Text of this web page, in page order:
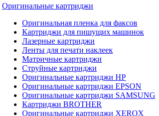
Оригинальные картриджи
Оригинальная пленка для факсов
Картриджи для пишущих машинок
Лазерные картриджи
Ленты для печати наклеек
Матричные картриджи
Струйные картриджи
Оригинальные картриджи HP
Оригинальные картриджи EPSON
Оригинальные картриджи SAMSUNG
Картриджи BROTHER
Оригинальные картриджи XEROX